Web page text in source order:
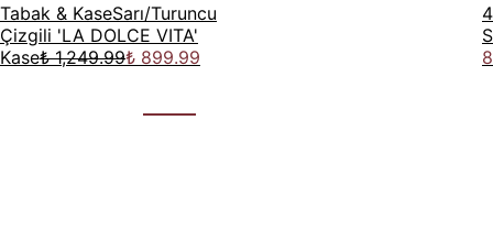
Tabak & KaseSarı/Turuncu
Çizgili 'LA DOLCE VITA'
Kase₺ 1,249.99₺ 899.99